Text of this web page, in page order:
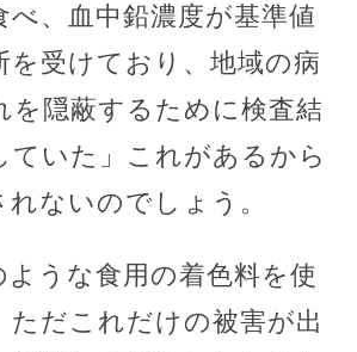
べ、血中鉛濃度が基準値
を受けており、地域の病
を隠蔽するために検査結
ていた」これがあるから
ないのでしょう。
ような食用の着色料を使
ただこれだけの被害が出